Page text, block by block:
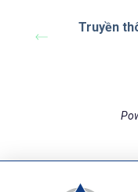
Truyền